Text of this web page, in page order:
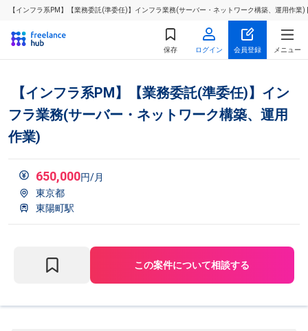
【インフラ系PM】【業務委託(準委任)】インフラ業務(サーバー・ネットワーク構築、運用作
保存 ログイン 会員登録 メニュー
【インフラ系PM】【業務委託(準委任)】イン
フラ業務(サーバー・ネットワーク構築、運用
作業)
650,000円/月
東京都
東陽町駅
この案件について相談する